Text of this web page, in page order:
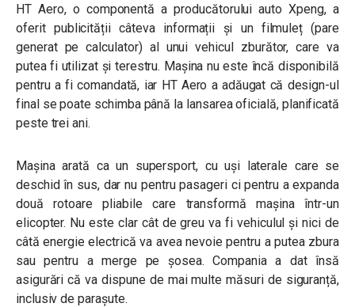
HT Aero, o componentă a producătorului auto Xpeng, a
oferit publicității câteva informații și un filmuleț (pare
generat pe calculator) al unui vehicul zburător, care va
putea fi utilizat și terestru. Mașina nu este încă disponibilă
pentru a fi comandată, iar HT Aero a adăugat că design-ul
final se poate schimba până la lansarea oficială, planificată
peste trei ani.
Mașina arată ca un supersport, cu uși laterale care se
deschid în sus, dar nu pentru pasageri ci pentru a expanda
două rotoare pliabile care transformă mașina într-un
elicopter. Nu este clar cât de greu va fi vehiculul și nici de
câtă energie electrică va avea nevoie pentru a putea zbura
sau pentru a merge pe șosea. Compania a dat însă
asigurări că va dispune de mai multe măsuri de siguranță,
inclusiv de parașute.